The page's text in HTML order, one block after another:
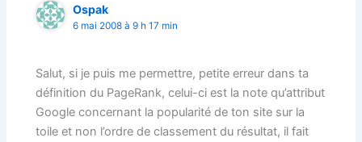
Ospak
6 mai 2008 à 9 h 17 min
Salut, si je puis me permettre, petite erreur dans ta
définition du PageRank, celui-ci est la note qu’attribut
Google concernant la popularité de ton site sur la
toile et non l’ordre de classement du résultat, il fait